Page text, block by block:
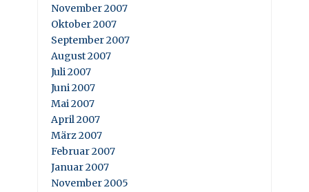
November 2007
Oktober 2007
September 2007
August 2007
Juli 2007
Juni 2007
Mai 2007
April 2007
März 2007
Februar 2007
Januar 2007
November 2005